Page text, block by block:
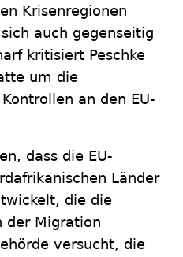
Krisenregionen
auch gegenseitig
kritisiert Peschke
um die
an den EU-
dass die EU-
Länder
die die
der Migration
versucht, die